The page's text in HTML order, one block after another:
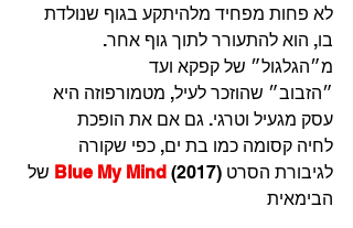
לא פחות מפחיד מלהיתקע בגוף שנולדת
בו, הוא להתעורר לתוך גוף אחר.
מ״הגלגול״ של קפקא ועד
״הזבוב״ שהוזכר לעיל, מטמורפוזה היא
עסק מגעיל וטרגי. גם אם את הופכת
לחיה קסומה כמו בת ים, כפי שקורה
לגיבורת הסרט
Blue My Mind (2017) של
הבימאית